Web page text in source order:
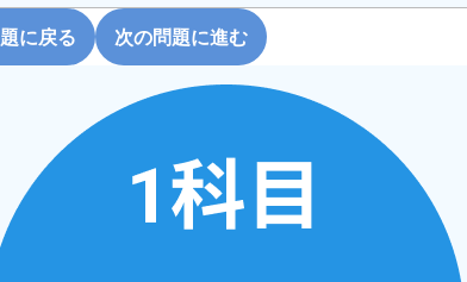
に戻る 次の問題に進む